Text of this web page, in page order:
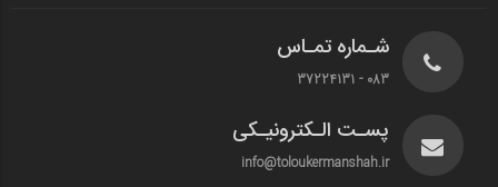
شـماره تمـاس
083 - 37224131
پسـت الـکترونیـکی
info@toloukermanshah.ir